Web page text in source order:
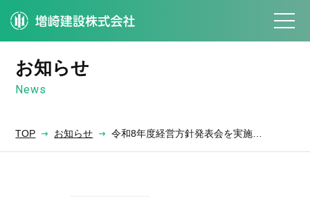
お知らせ
News
TOP お知らせ 令和8年度経営方針発表会を実施…